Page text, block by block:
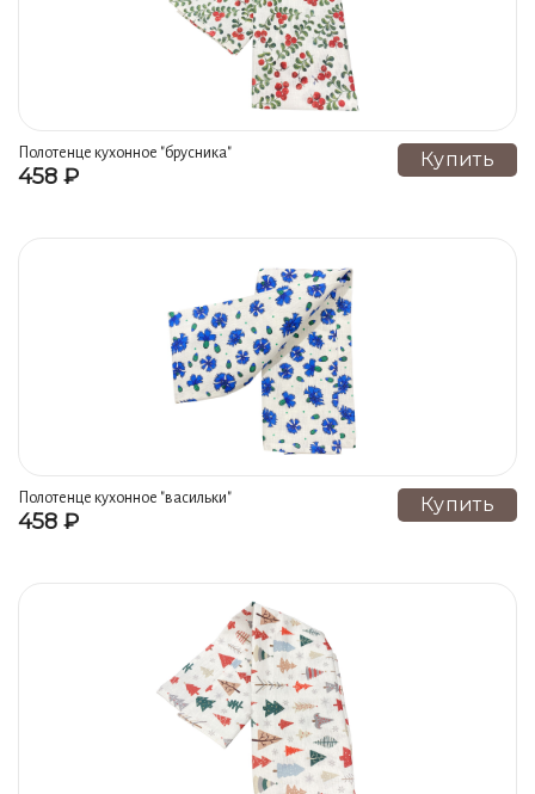
Полотенце кухонное "брусника"
гжель ручная роспись
458 ₽
Купить
Полотенце кухонное "васильки"
гжель ручная роспись
458 ₽
Купить